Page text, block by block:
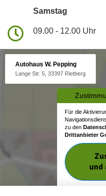
Samstag
09.00 - 12.00 Uhr
Autohaus W. Pepping
Lange Str. 5, 33397 Rietberg
Für die
zu den
Drittanbieter
und